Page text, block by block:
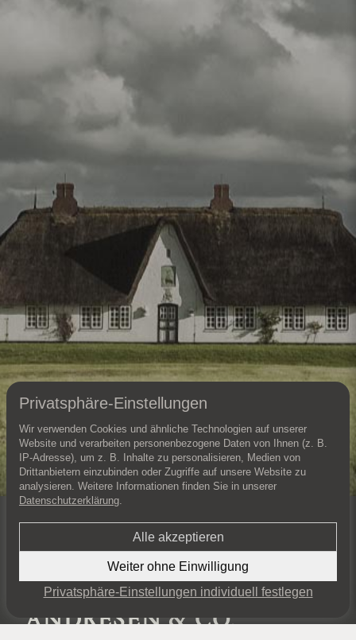
EXPOSÉ PER WHATSAPP ANFORDERN
persönlichen Besichtigungstermin.
ANDRESEN & CO.
Privatsphäre-Einstellungen
Wir verwenden Cookies und ähnliche Technologien auf unserer
Website und verarbeiten personenbezogene Daten von Ihnen (z. B.
IP-Adresse), um z. B. Inhalte zu personalisieren, Medien von
Drittanbietern einzubinden oder Zugriffe auf unsere Website zu
analysieren. Weitere Informationen finden Sie in unserer
Datenschutzerklärung.
Alle akzeptieren
Weiter ohne Einwilligung
Privatsphäre-Einstellungen individuell festlegen